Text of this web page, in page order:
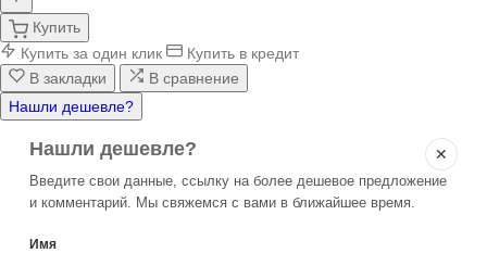
Купить
Купить за один клик
Купить в кредит
В закладки
В сравнение
Нашли дешевле?
✕
Нашли дешевле?
Введите свои данные, ссылку на более дешевое предложение
и комментарий. Мы свяжемся с вами в ближайшее время.
Имя